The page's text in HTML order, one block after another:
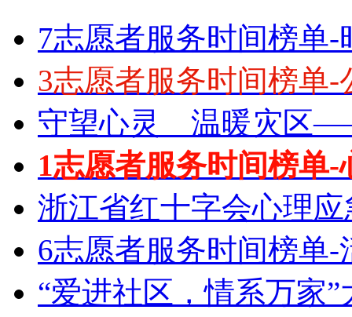
7志愿者服务时间榜单
3志愿者服务时间榜单
守望心灵 温暖灾区
1志愿者服务时间榜单
浙江省红十字会心理
6志愿者服务时间榜单
“爱进社区，情系万家